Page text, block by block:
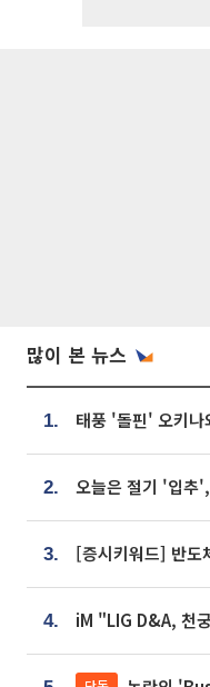
많이 본 뉴스
1.
2. 오늘은 절기 '입추
3.
4.